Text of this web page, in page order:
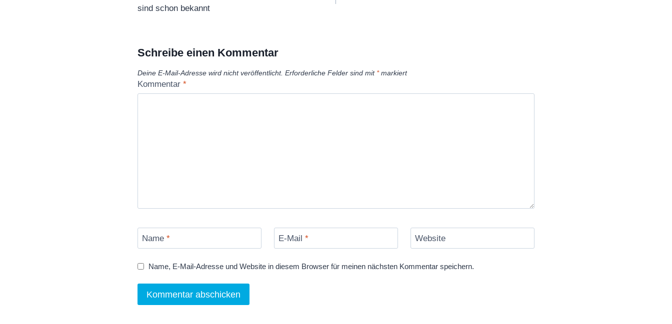
sind schon bekannt
Schreibe einen Kommentar
Deine E-Mail-Adresse wird nicht veröffentlicht. Erforderliche Felder sind mit *markiert
Kommentar *
Name * E-Mail * Website
Name, E-Mail-Adresse und Website in diesem Browser für meinen nächsten Kommentar speichern.